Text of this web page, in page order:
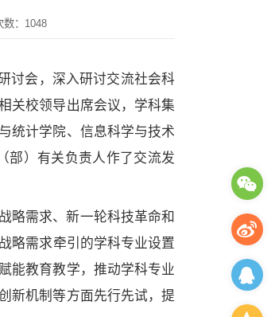
： 1048
讨会，深入研讨交流社会科
关校领导出席会议，学科集
统计学院、信息科学与技术
部）有关负责人作了交流发
略需求、新一轮科技革命和
略需求牵引的学科专业设置
能教育教学，推动学科专业
新机制等方面先行先试，提